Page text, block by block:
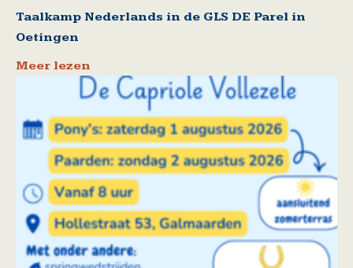
Taalkamp Nederlands in de GLS DE Parel in
Oetingen
Meer lezen